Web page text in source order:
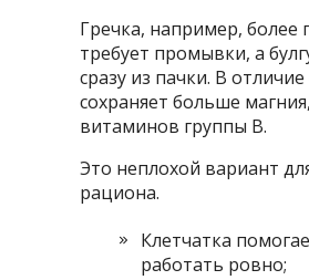
Гречка, например, более
требует промывки, а
сразу из пачки. В
сохраняет больше
витаминов группы B.
Это неплохой вариант
рациона.
Клетчатка
работать ровно;